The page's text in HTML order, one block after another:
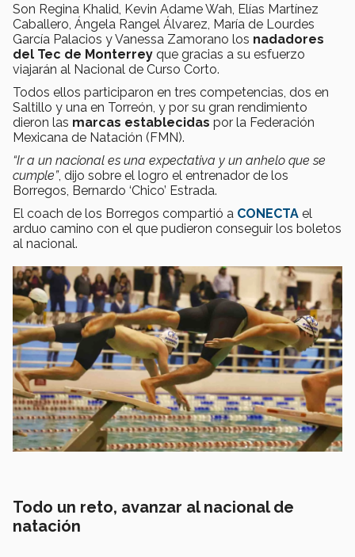
Son Regina Khalid, Kevin Adame Wah, Elías Martínez
Caballero, Ángela Rangel Álvarez, María de Lourdes
García Palacios y Vanessa Zamorano los nadadores
del Tec de Monterrey que gracias a su esfuerzo
viajarán al Nacional de Curso Corto.
Todos ellos participaron en tres competencias, dos en
Saltillo y una en Torreón, y por su gran rendimiento
dieron las marcas establecidas por la Federación
Mexicana de Natación (FMN).
“Ir a un nacional es una expectativa y un anhelo que se
cumple”, dijo sobre el logro el entrenador de los
Borregos, Bernardo ‘Chico’ Estrada.
El coach de los Borregos compartió a CONECTA el
arduo camino con el que pudieron conseguir los boletos
al nacional.
Todo un reto, avanzar al nacional de
natación